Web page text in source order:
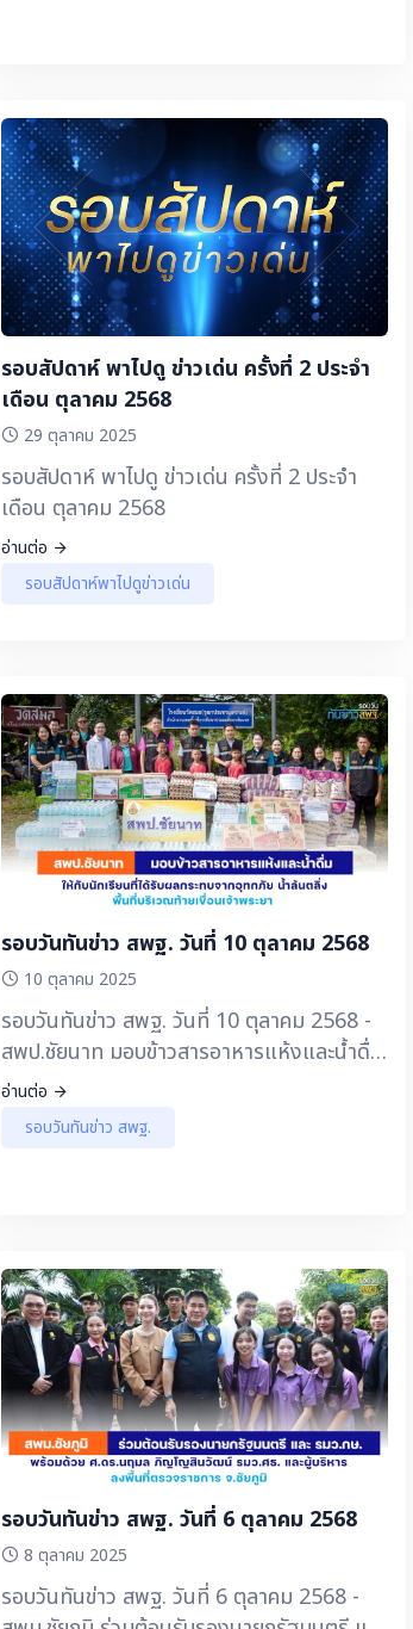
รอบสัปดาห์ พาไปดู ข่าวเด่น ครั้งที่ 2 ประจำ
เดือน ตุลาคม 2568
29 ตุลาคม 2025
รอบสัปดาห์ พาไปดู ข่าวเด่น ครั้งที่ 2 ประจำ
เดือน ตุลาคม 2568
อ่านต่อ
รอบสัปดาห์พาไปดูข่าวเด่น
รอบวันทันข่าว สพฐ. วันที่ 10 ตุลาคม 2568
10 ตุลาคม 2025
รอบวันทันข่าว สพฐ. วันที่ 10 ตุลาคม 2568 -
สพป.ชัยนาท มอบข้าวสารอาหารแห้งและน้ำดื่ม
ให้กับนักเรียนที่ได้รับผลกระทบจากอุทกภัย น้ำ
ล้นตลิ่งพื้นที่บริเวณท้ายเขื่อนเจ้าพระยา
อ่านต่อ
รอบวันทันข่าว สพฐ.
รอบวันทันข่าว สพฐ. วันที่ 6 ตุลาคม 2568
8 ตุลาคม 2025
รอบวันทันข่าว สพฐ. วันที่ 6 ตุลาคม 2568 -